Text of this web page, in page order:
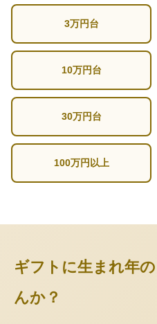
3万円台
10万円台
30万円台
100万円以上
ギフトに生まれ年
んか？